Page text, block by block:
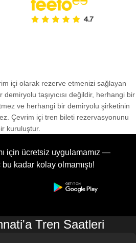
içi olarak rezerve etmenizi sağlayan
taşıyıcısı değildir, herhangi bir
ve herhangi bir demiryolu şirketinin
Çevrim içi tren bileti rezervasyonunu
kuruluştur.
için ücretsiz uygulamamız —
kadar kolay olmamıştı!
Tren Saatleri